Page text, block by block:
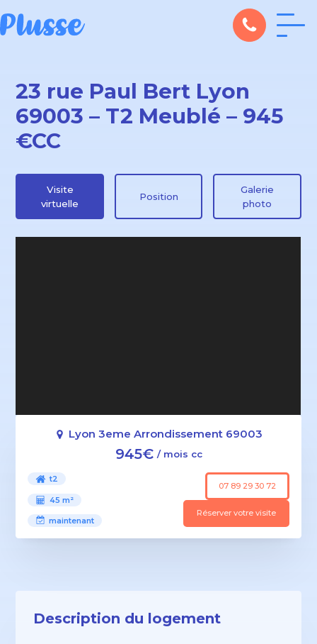
23 rue Paul Bert Lyon
69003 – T2 Meublé – 945
€CC
Visite
virtuelle
Position
Galerie
photo
Lyon 3eme Arrondissement 69003
945€ / mois cc
t2
45 m²
maintenant
07 89 29 30 72
Réserver votre visite
Description du logement